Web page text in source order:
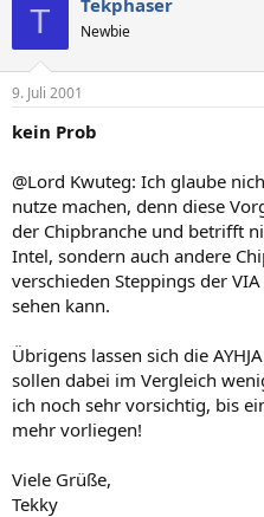
T Tekphaser
Newbie
9. Juli 2001
kein Prob
@Lord Kwuteg: Ich glaube
nutze machen, denn diese
der Chipbranche und betrifft
Intel, sondern auch andere
verschieden Steppings der
sehen kann.
Übrigens lassen sich die
sollen dabei im Vergleich
ich noch sehr vorsichtig, bis
mehr vorliegen!
Viele Grüße,
Tekky